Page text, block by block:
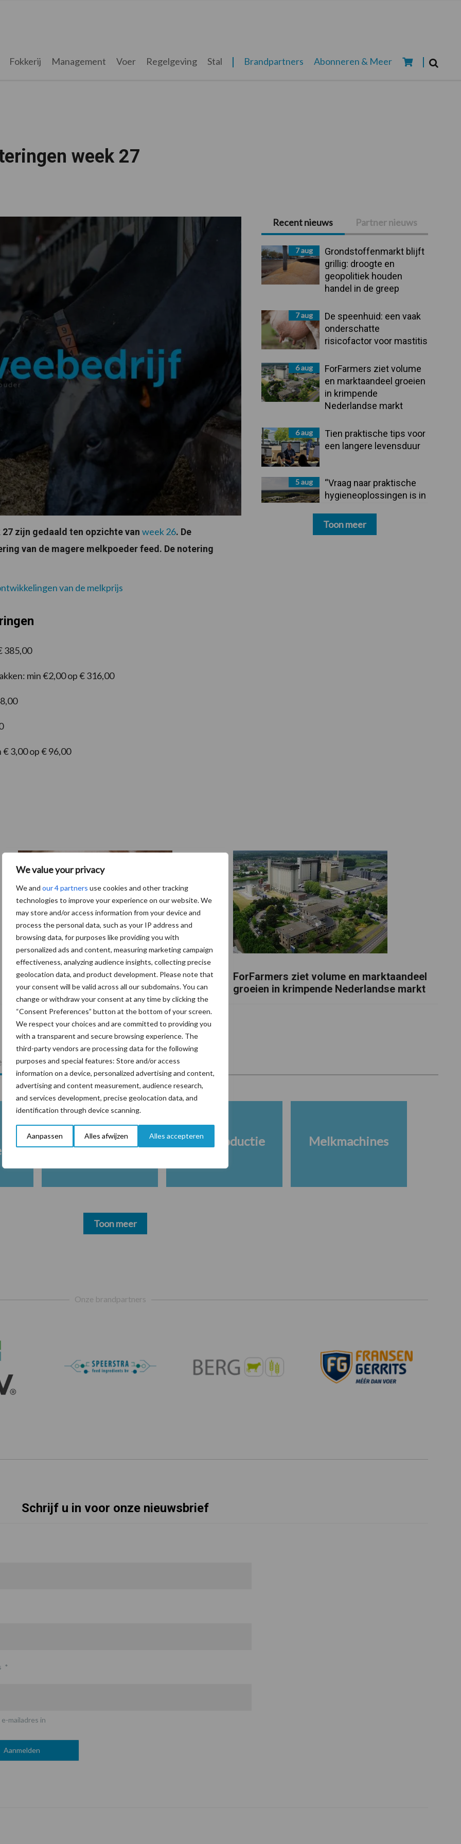
We value your privacy
We and our 4 partners use cookies and other tracking
technologies to improve your experience on our website. We
may store and/or access information from your device and
process the personal data, such as your IP address and
browsing data, for purposes like providing you with
personalized ads and content, measuring marketing campaign
effectiveness, analyzing audience insights, collecting precise
geolocation data, and product development. Please note that
your consent will be valid across all our subdomains. You can
change or withdraw your consent at any time by clicking the
“Consent Preferences” button at the bottom of your screen.
We respect your choices and are committed to providing you
with a transparent and secure browsing experience. The
third-party vendors are processing data for the following
purposes and special features: Store and/or access
information on a device, personalized advertising and content,
advertising and content measurement, audience research,
and services development, precise geolocation data, and
identification through device scanning.
Aanpassen Alles afwijzen Alles accepteren
Fokkerij Management Voer Regelgeving Stal Brandpartners Abonneren & Meer
week 27
zijn gedaald ten opzichte van week 26. De
van de magere melkpoeder feed. De notering
van de melkprijs
385,00
min €2,00 op € 316,00
3,00 op € 96,00
Primaire
Sidebar
Recent nieuws Partner nieuws
7 aug
Grondstoffenmarkt blijft
grillig: droogte en
geopolitiek houden
handel in de greep
7 aug
De speenhuid: een vaak
onderschatte
risicofactor voor mastitis
6 aug
ForFarmers ziet volume
en marktaandeel groeien
in krimpende
Nederlandse markt
6 aug
Tien praktische tips voor
een langere levensduur
5 aug
“Vraag naar praktische
hygieneoplossingen is in
Toon meer
De speenhuid: een vaak onderschatte
risicofactor voor mastitis
ForFarmers ziet volume en marktaandeel
groeien in krimpende Nederlandse markt
Veevoer Wet en regelgeving
Melkproductie Melkmachines
Toon meer
Onze brandpartners
Schrijf u in voor onze nieuwsbrief
*
mailadres in